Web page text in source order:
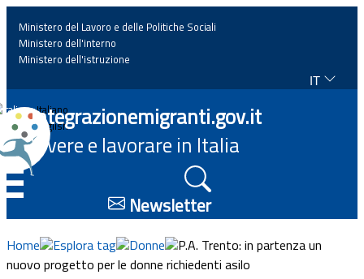
Home
News
Approfondimenti
Eventi
Ministero del Lavoro e delle Politiche Sociali
Ministero dell'interno
Ministero dell'istruzione
IT
Italiano
English
Integrazionemigranti.gov.it
Vivere e lavorare in Italia
Newsletter
Home Esplora tag Donne
P.A. Trento: in partenza un
nuovo progetto per le donne richiedenti asilo